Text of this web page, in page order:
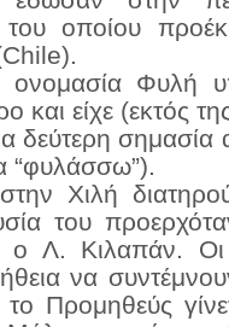
οποίου
ονομασία Φυλή
και είχε (εκτός
δεύτερη
“φυλάσσω”).
Χιλή
του
ο Λ. Κιλαπάν.
να
το Προμηθεύς